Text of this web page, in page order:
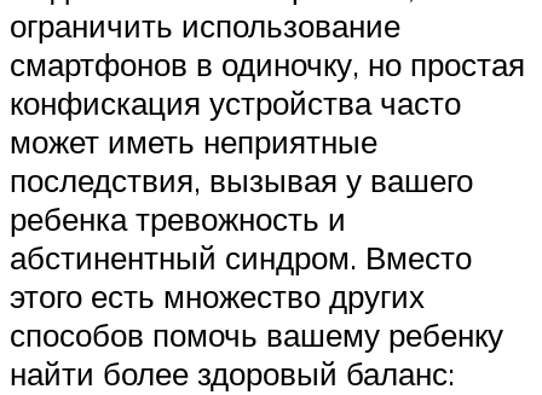
ограничить использование
смартфонов в одиночку, но простая
конфискация устройства часто
может иметь неприятные
последствия, вызывая у вашего
ребенка тревожность и
абстинентный синдром. Вместо
этого есть множество других
способов помочь вашему ребенку
найти более здоровый баланс: